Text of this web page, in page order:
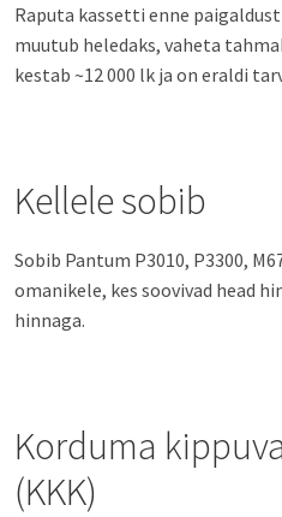
Raputa kassetti enne
muutub heledaks, vaheta
kestab ~12 000 lk ja on eraldi
Kellele sobib
Sobib Pantum P3010, P3300,
omanikele, kes soovivad head
hinnaga.
Korduma
(KKK)